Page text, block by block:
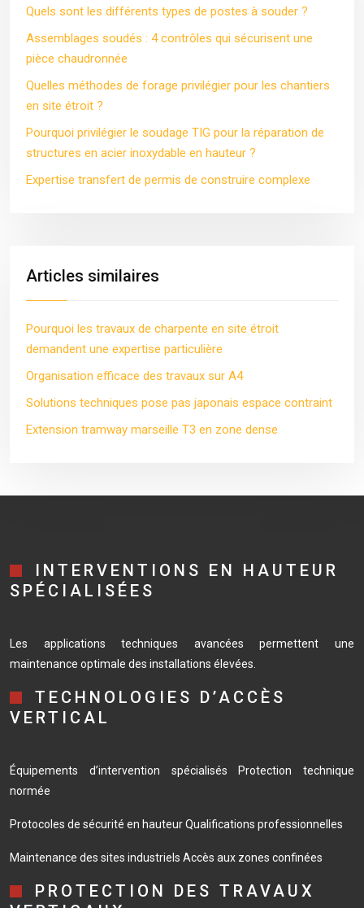
Quels sont les différents types de postes à souder ?
Assemblages soudés : 4 contrôles qui sécurisent une
pièce chaudronnée
Quelles méthodes de forage privilégier pour les chantiers
en site étroit ?
Pourquoi privilégier le soudage TIG pour la réparation de
structures en acier inoxydable en hauteur ?
Expertise transfert de permis de construire complexe
Articles similaires
Pourquoi les travaux de charpente en site étroit
demandent une expertise particulière
Organisation efficace des travaux sur A4
Solutions techniques pose pas japonais espace contraint
Extension tramway marseille T3 en zone dense
INTERVENTIONS EN HAUTEUR
SPÉCIALISÉES
Les applications techniques avancées permettent une
maintenance optimale des installations élevées.
TECHNOLOGIES D’ACCÈS
VERTICAL
Équipements d’intervention spécialisés Protection technique
normée
Protocoles de sécurité en hauteurQualifications professionnelles
Maintenance des sites industriels Accès aux zones confinées
PROTECTION DES TRAVAUX